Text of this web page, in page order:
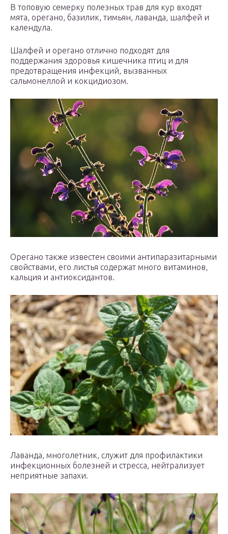
В топовую семерку полезных трав для кур входят
мята, орегано, базилик, тимьян, лаванда, шалфей и
календула.
Шалфей и орегано отлично подходят для
поддержания здоровья кишечника птиц и для
предотвращения инфекций, вызванных
сальмонеллой и кокцидиозом.
Орегано также известен своими антипаразитарными
свойствами, его листья содержат много витаминов,
кальция и антиоксидантов.
Лаванда, многолетник, служит для профилактики
инфекционных болезней и стресса, нейтрализует
неприятные запахи.